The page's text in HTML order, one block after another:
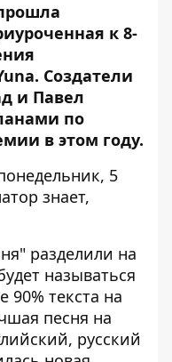
к 8-
Создатели
и Павел
по
в этом году.
5
знает,
разделили на
называться
90% текста на
песня на
русский